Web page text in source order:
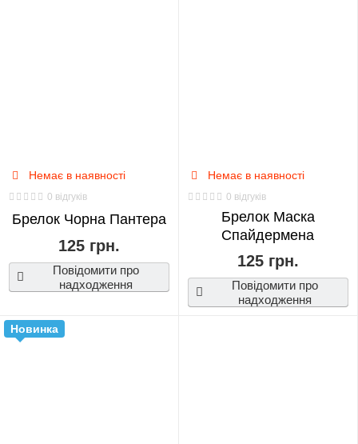
Немає в наявності
0 відгуків
Брелок Чорна Пантера
125 грн.
Повідомити про
надходження
Немає в наявності
0 відгуків
Брелок Маска
Спайдермена
125 грн.
Повідомити про
надходження
Новинка